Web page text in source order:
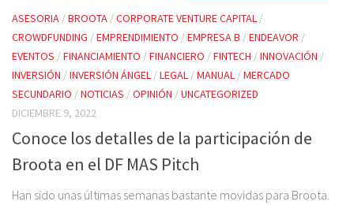
ASESORIA /BROOTA /CORPORATE VENTURE CAPITAL /
CROWDFUNDING /EMPRENDIMIENTO /EMPRESA B /ENDEAVOR /
EVENTOS /FINANCIAMIENTO /FINANCIERO /FINTECH /INNOVACIÓN /
INVERSIÓN /INVERSIÓN ÁNGEL /LEGAL /MANUAL /MERCADO
SECUNDARIO /NOTICIAS /OPINIÓN /UNCATEGORIZED
DICIEMBRE 9, 2022
Conoce los detalles de la participación de
Broota en el DF MAS Pitch
Han sido unas últimas semanas bastante movidas para Broota.